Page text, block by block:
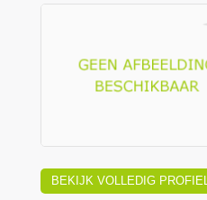
BEKIJK VOLLEDIG PROFIEL